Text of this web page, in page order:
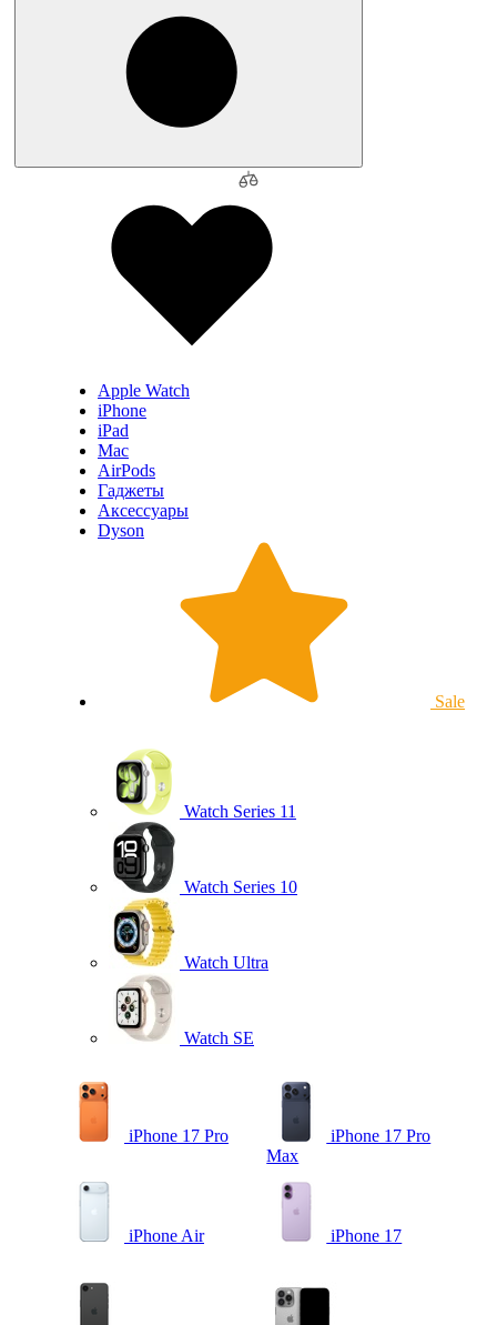
Apple Watch
iPhone
iPad
Mac
AirPods
Гаджеты
Аксессуары
Dyson
Sale
Watch Series 11
Watch Series 10
Watch Ultra
Watch SE
iPhone 17 Pro
iPhone 17 Pro
Max
iPhone Air iPhone 17